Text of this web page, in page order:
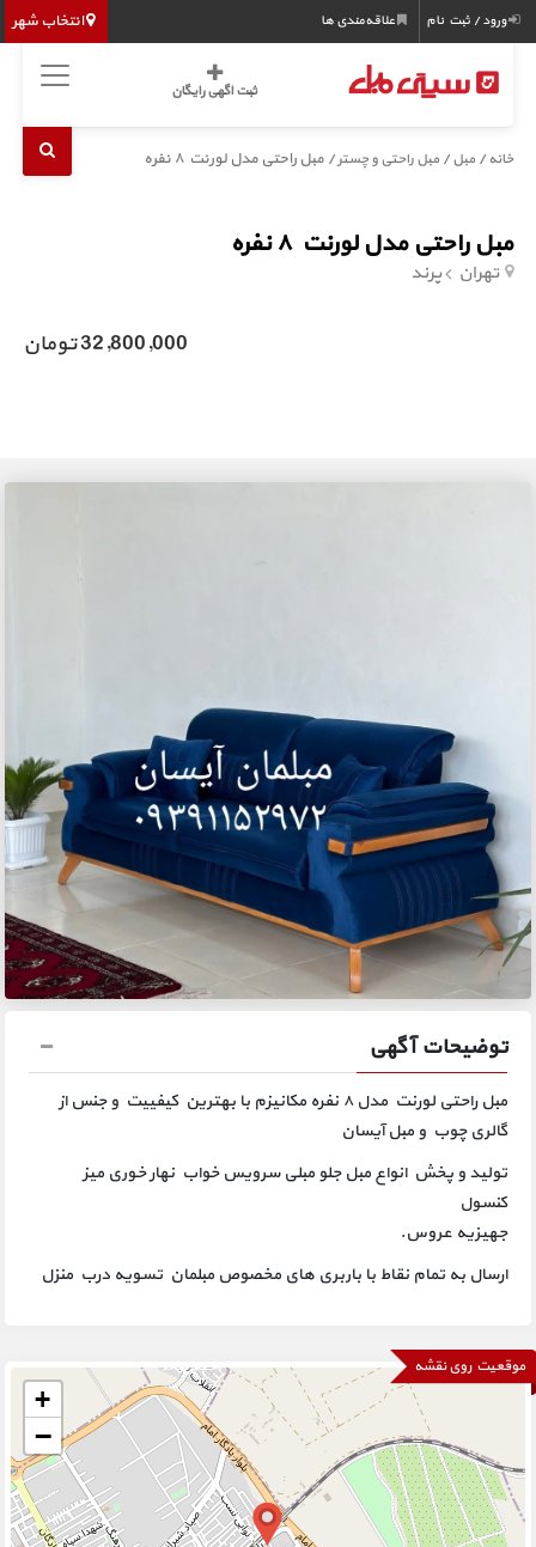
انتخاب شهر ورود / ثبت نام علاقه‌مندی ها
ثبت اگهی رایگان
خانه /مبل/مبل راحتی و چستر/ مبل راحتی مدل لورنت ۸ نفره
مبل راحتی مدل لورنت ۸ نفره
تهران پرند
32,800,000 تومان
توضیحات آگهی
مبل راحتی لورنت مدل ۸ نفره مکانیزم با بهترین کیفییت و جنس از
گالری چوب و مبل آیسان
تولید و پخش انواع مبل جلو مبلی سرویس خواب نهار خوری میز
کنسول
جهیزیه عروس.
ارسال به تمام نقاط با باربری های مخصوص مبلمان تسویه درب منزل
موقعیت روی نقشه
+
−